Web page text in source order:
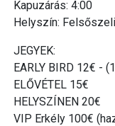
Kapuzárás: 4:00
Helyszín:
JEGYEK:
EARLY BIRD 12€ -
ELŐVÉTEL 15€
HELYSZÍNEN 20€
VIP Erkély 100€